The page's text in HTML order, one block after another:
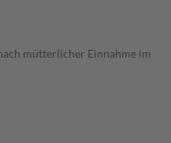
mütterlicher Einnahme im